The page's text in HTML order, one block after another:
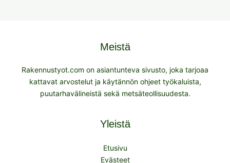
Meistä
Rakennustyot.com on asiantunteva sivusto, joka tarjoaa
kattavat arvostelut ja käytännön ohjeet työkaluista,
puutarhavälineistä sekä metsäteollisuudesta.
Yleistä
Etusivu
Evästeet